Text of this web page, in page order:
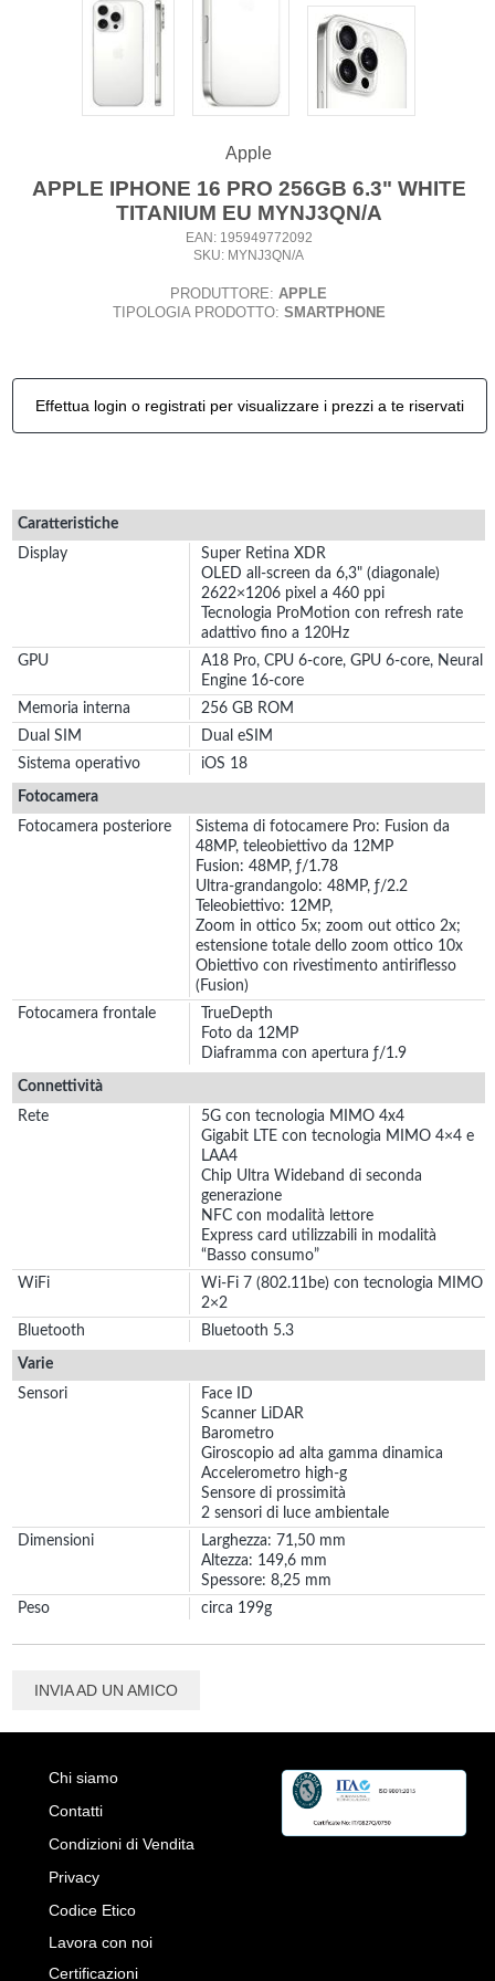
Apple
APPLE IPHONE 16 PRO 256GB 6.3" WHITE
TITANIUM EU MYNJ3QN/A
EAN: 195949772092
SKU: MYNJ3QN/A
PRODUTTORE: APPLE
TIPOLOGIA PRODOTTO: SMARTPHONE
Effettua login o registrati per visualizzare i prezzi a te riservati
Caratteristiche
Display
Super Retina XDR
OLED all‑screen da 6,3" (diagonale)
2622×1206 pixel a 460 ppi
Tecnologia ProMotion con refresh rate
adattivo fino a 120Hz
GPU
A18 Pro, CPU 6-core, GPU 6-core, Neural
Engine 16-core
Memoria interna
256 GB ROM
Dual SIM
Dual eSIM
Sistema operativo
iOS 18
Fotocamera
Fotocamera posteriore
Sistema di fotocamere Pro: Fusion da
48MP, teleobiettivo da 12MP
Fusion: 48MP, ƒ/1.78
Ultra-grandangolo: 48MP, ƒ/2.2
Teleobiettivo: 12MP,
Zoom in ottico 5x; zoom out ottico 2x;
estensione totale dello zoom ottico 10x
Obiettivo con rivestimento antiriflesso
(Fusion)
Fotocamera frontale
TrueDepth
Foto da 12MP
Diaframma con apertura ƒ/1.9
Connettività
Rete
5G con tecnologia MIMO 4x4
Gigabit LTE con tecnologia MIMO 4×4 e
LAA4
Chip Ultra Wideband di seconda
generazione
NFC con modalità lettore
Express card utilizzabili in modalità
“Basso consumo”
WiFi
Wi‑Fi 7 (802.11be) con tecnologia MIMO
2×2
Bluetooth
Bluetooth 5.3
Varie
Sensori
Face ID
Scanner LiDAR
Barometro
Giroscopio ad alta gamma dinamica
Accelerometro high-g
Sensore di prossimità
2 sensori di luce ambientale
Dimensioni
Larghezza: 71,50 mm
Altezza: 149,6 mm
Spessore: 8,25 mm
Peso
circa 199g
INVIA AD UN AMICO
Chi siamo
Contatti
Condizioni di Vendita
Privacy
Codice Etico
Lavora con noi
Certificazioni